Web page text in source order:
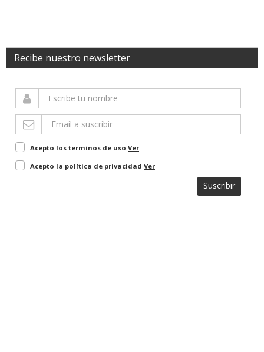
Recibe nuestro newsletter
Acepto los terminos de uso Ver
Acepto la política de privacidad Ver
Suscribir